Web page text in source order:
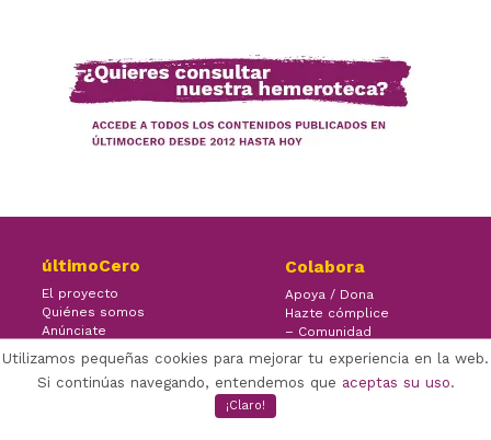
últimoCero
El proyecto
Quiénes somos
Anúnciate
Colabora
Apoya / Dona
Hazte cómplice
– Comunidad
– Ayuda
Utilizamos pequeñas cookies para mejorar tu experiencia en la web.
Si continúas navegando, entendemos que aceptas su uso.
¡Claro!